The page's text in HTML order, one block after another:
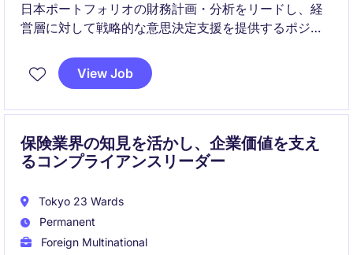
日本ポートフォリオの財務計画・分析をリードし、経
営層に対して戦略的な意思決定支援を提供するポジシ
事業成長、収益性向上、資本管理を推進しながら、国
View Job
保険業界の知見を活かし、企業価値を支え
るコンプライアンスリーダー
Tokyo 23 Wards
Permanent
Foreign Multinational